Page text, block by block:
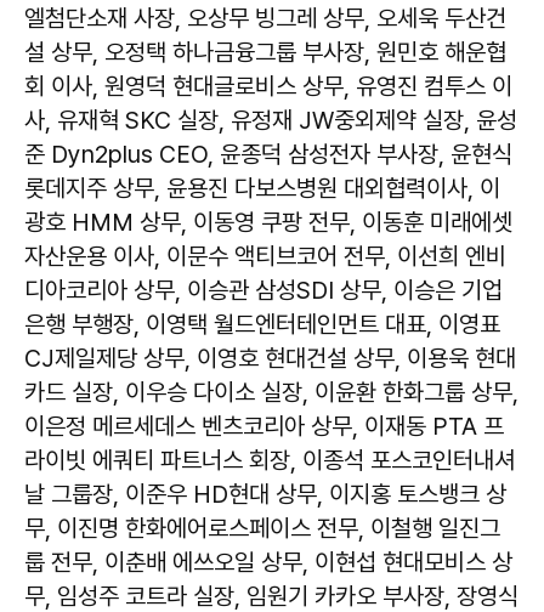
엘첨단소재 사장, 오상무 빙그레 상무, 오세욱 두산건
설 상무, 오정택 하나금융그룹 부사장, 원민호 해운협
회 이사, 원영덕 현대글로비스 상무, 유영진 컴투스 이
사, 유재혁 SKC 실장, 유정재 JW중외제약 실장, 윤성
준 Dyn2plus CEO, 윤종덕 삼성전자 부사장, 윤현식
롯데지주 상무, 윤용진 다보스병원 대외협력이사, 이
광호 HMM 상무, 이동영 쿠팡 전무, 이동훈 미래에셋
자산운용 이사, 이문수 액티브코어 전무, 이선희 엔비
디아코리아 상무, 이승관 삼성SDI 상무, 이승은 기업
은행 부행장, 이영택 월드엔터테인먼트 대표, 이영표
CJ제일제당 상무, 이영호 현대건설 상무, 이용욱 현대
카드 실장, 이우승 다이소 실장, 이윤환 한화그룹 상무,
이은정 메르세데스 벤츠코리아 상무, 이재동 PTA 프
라이빗 에쿼티 파트너스 회장, 이종석 포스코인터내셔
날 그룹장, 이준우 HD현대 상무, 이지홍 토스뱅크 상
무, 이진명 한화에어로스페이스 전무, 이철행 일진그
룹 전무, 이춘배 에쓰오일 상무, 이현섭 현대모비스 상
무, 임성주 코트라 실장, 임원기 카카오 부사장, 장영식